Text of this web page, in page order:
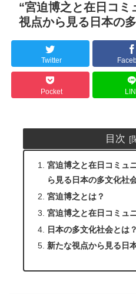
“宮迫博之と在日コミ
視点から見る日本の
Twitter
Pocket
目次
宮迫博之と在日コミュ
ら見る日本の多文化社
宮迫博之とは？
宮迫博之と在日コミュ
日本の多文化社会とは？
新たな視点から見る日